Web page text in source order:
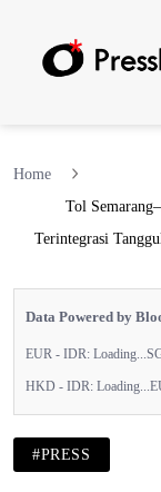
Home
Tol
Terintegrasi
Data Powered by
EUR - IDR: Loading...
HKD - IDR: Loading...
#PRESS